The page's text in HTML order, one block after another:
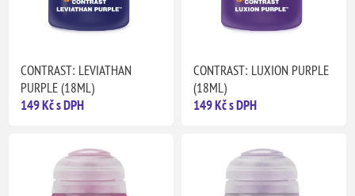
CONTRAST: LEVIATHAN
PURPLE (18ML)
149 Kč s DPH
CONTRAST: LUXION PURPLE
(18ML)
149 Kč s DPH